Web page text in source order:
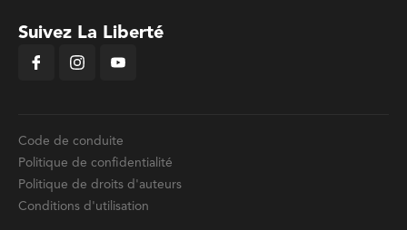
Suivez La Liberté
Code de conduite
Politique de confidentialité
Politique de droits d'auteurs
Conditions d'utilisation